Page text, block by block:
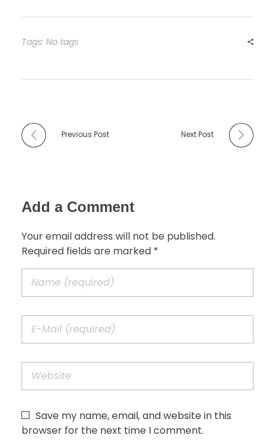
Tags: No tags
Previous Post Next Post
Add a Comment
Your email address will not be published.
Required fields are marked *
Save my name, email, and website in this
browser for the next time I comment.